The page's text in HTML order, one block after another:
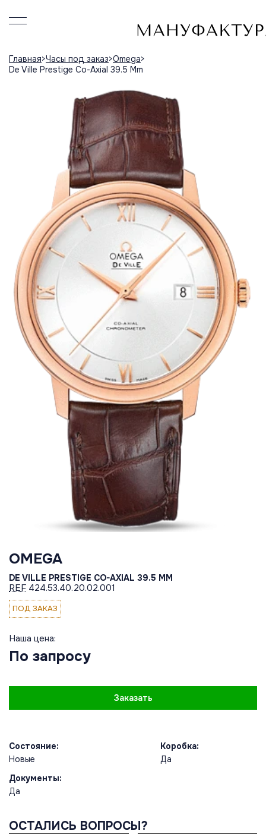
Главная Часы под заказ Omega
De Ville Prestige Co-Axial 39.5 Mm
OMEGA
DE VILLE PRESTIGE CO-AXIAL 39.5 MM
REF 424.53.40.20.02.001
ПОД ЗАКАЗ
Наша цена:
По запросу
Заказать
Состояние:
Новые
Коробка:
Да
Документы:
Да
ОСТАЛИСЬ ВОПРОСЫ?